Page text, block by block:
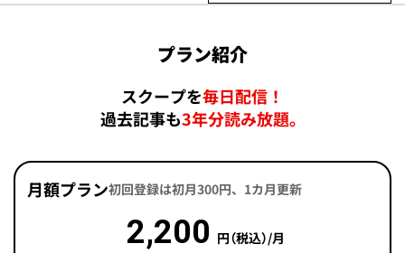
プラン紹介
スクープを毎日配信！
過去記事も3年分読み放題。
月額プラン初回登録は初月300円、1カ月更新
2,200 円（税込）/月